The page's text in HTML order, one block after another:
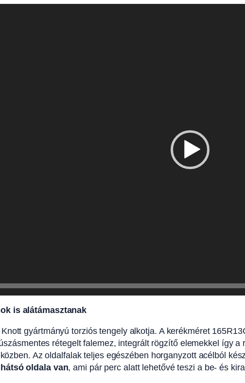
is alátámasztanak
gyártmányú torziós tengely alkotja. A kerékméret
rétegelt falemez, integrált rögzítő elemekkel így
Az oldalfalak teljes egészében horganyzott acélból
oldala van, ami pár perc alatt lehetővé teszi a be- és